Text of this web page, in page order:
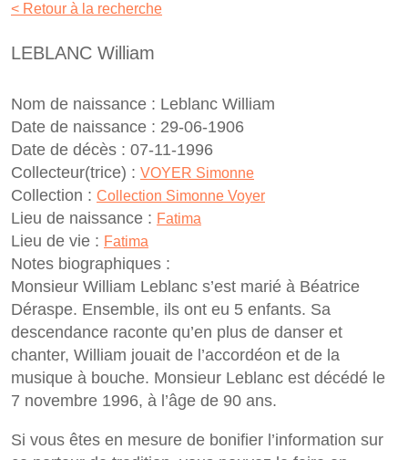
< Retour à la recherche
LEBLANC William
Nom de naissance : Leblanc William
Date de naissance : 29-06-1906
Date de décès : 07-11-1996
Collecteur(trice) : VOYER Simonne
Collection : Collection Simonne Voyer
Lieu de naissance : Fatima
Lieu de vie : Fatima
Notes biographiques :
Monsieur William Leblanc s’est marié à Béatrice
Déraspe. Ensemble, ils ont eu 5 enfants. Sa
descendance raconte qu’en plus de danser et
chanter, William jouait de l’accordéon et de la
musique à bouche. Monsieur Leblanc est décédé le
7 novembre 1996, à l’âge de 90 ans.
Si vous êtes en mesure de bonifier l’information sur